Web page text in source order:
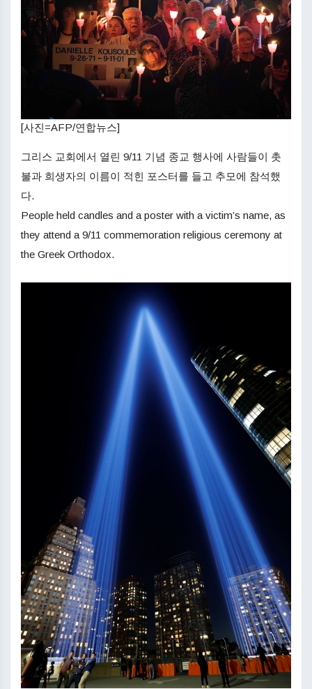
[사진=AFP/연합뉴스]
그리스 교회에서 열린 9/11 기념 종교 행사에 사람들이 촛
불과 희생자의 이름이 적힌 포스터를 들고 추모에 참석했
다.
People held candles and a poster with a victim’s name, as
they attend a 9/11 commemoration religious ceremony at
the Greek Orthodox.